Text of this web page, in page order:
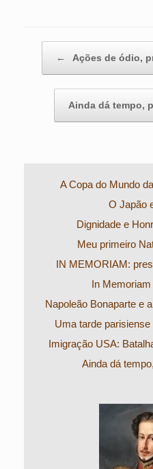
← Ações de ódio,
Ainda dá tempo,
A Copa do Mundo
O Japão
Dignidade e
Meu primeiro
IN MEMORIAM:
In
Napoleão Bonaparte e
Uma tarde
Imigração USA:
Ainda dá